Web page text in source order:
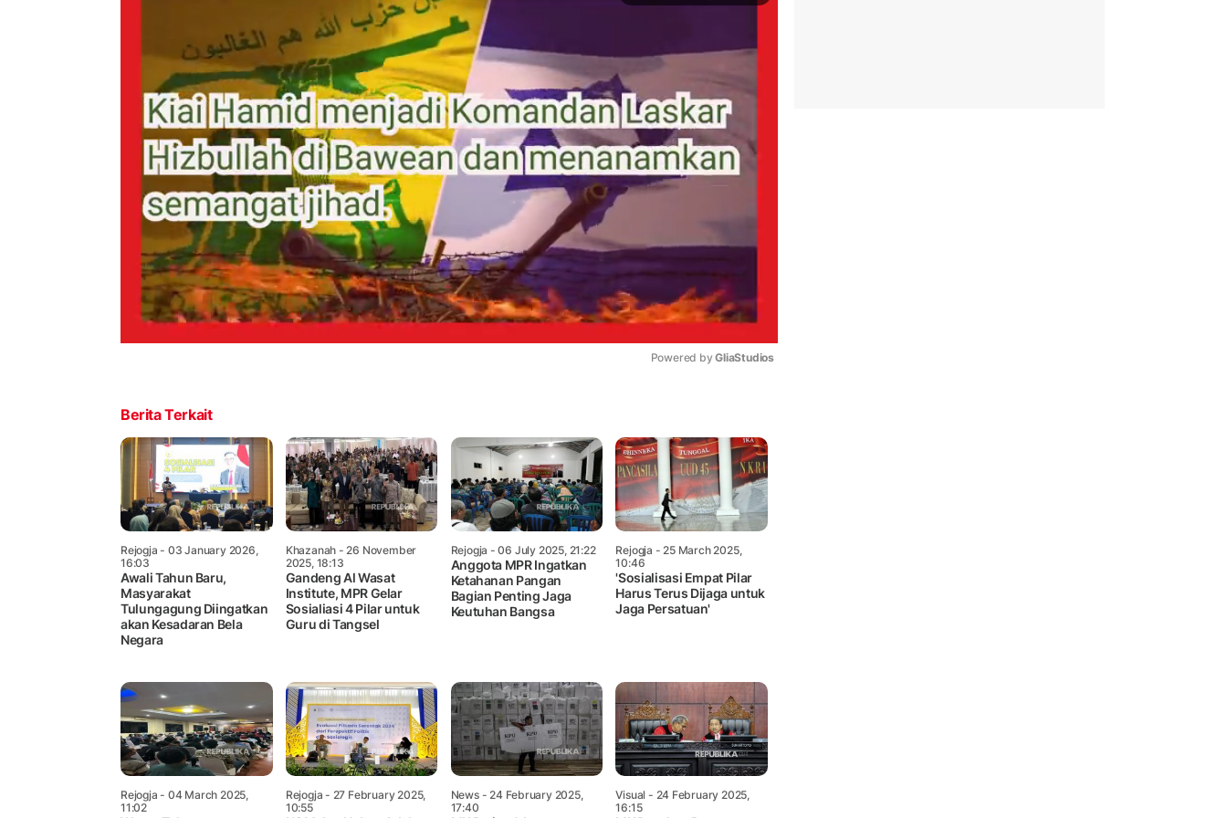
Powered by GliaStudios
Berita Terkait
Rejogja - 03 January 2026,
16:03
Awali Tahun Baru,
Masyarakat
Tulungagung Diingatkan
akan Kesadaran Bela
Negara
Khazanah - 26 November
2025, 18:13
Gandeng Al Wasat
Institute, MPR Gelar
Sosialiasi 4 Pilar untuk
Guru di Tangsel
Rejogja - 06 July 2025, 21:22
Anggota MPR Ingatkan
Ketahanan Pangan
Bagian Penting Jaga
Keutuhan Bangsa
Rejogja - 25 March 2025,
10:46
'Sosialisasi Empat Pilar
Harus Terus Dijaga untuk
Jaga Persatuan'
Rejogja - 04 March 2025,
11:02
Rejogja - 27 February 2025,
10:55
News- 24 February 2025,
17:40
Visual - 24 February 2025,
16:15